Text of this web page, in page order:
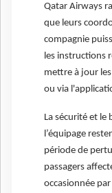
Qatar Airways
que leurs
compagnie
les instructions
mettre à jour
ou via
La sécurité et le
l’équipage
période de
passagers
occasionnée